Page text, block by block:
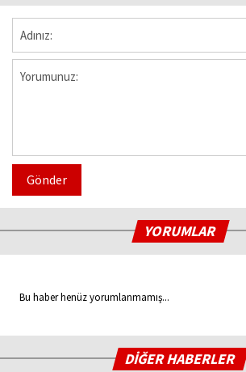
Gönder
YORUMLAR
Bu haber henüz yorumlanmamış...
DİĞER HABERLER